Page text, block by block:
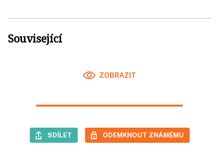
Související
ZOBRAZIT
SDÍLET ODEMKNOUT ZNÁMÉMU